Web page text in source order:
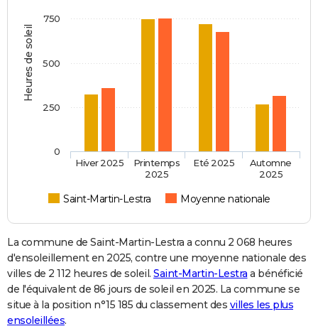
Heures de soleil
Saint-Martin-Lestra Moyenne nationale
Hiver 2025
Printemps
2025
Eté 2025
Automne
2025
0
250
500
750
La commune de Saint-Martin-Lestra a connu 2 068 heures
d'ensoleillement en 2025, contre une moyenne nationale des
villes de 2 112 heures de soleil. Saint-Martin-Lestra a bénéficié
de l'équivalent de 86 jours de soleil en 2025. La commune se
situe à la position n°15 185 du classement des villes les plus
ensoleillées.